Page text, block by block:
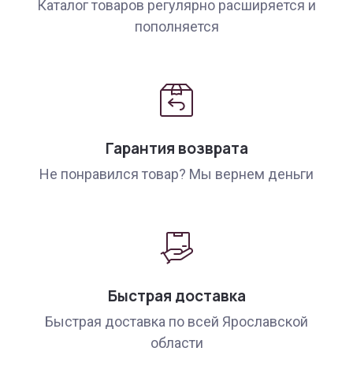
Каталог товаров регулярно расширяется и
пополняется
Гарантия возврата
Не понравился товар? Мы вернем деньги
Быстрая доставка
Быстрая доставка по всей Ярославской
области